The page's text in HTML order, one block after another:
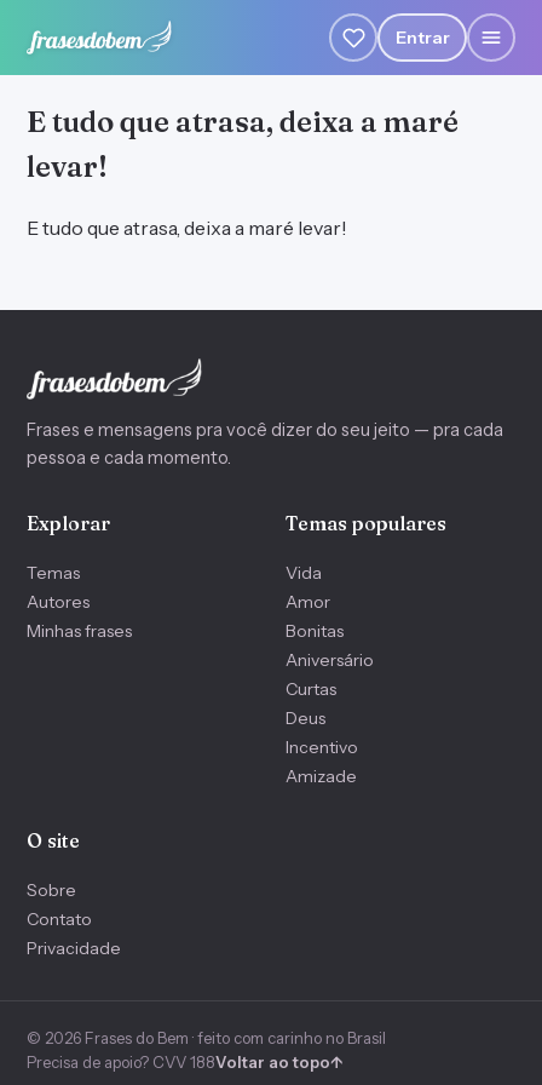
Entrar
E tudo que atrasa, deixa a maré
levar!
E tudo que atrasa, deixa a maré levar!
Frases e mensagens pra você dizer do seu jeito — pra cada
pessoa e cada momento.
Explorar
Temas
Autores
Minhas frases
Temas populares
Vida
Amor
Bonitas
Aniversário
Curtas
Deus
Incentivo
Amizade
O site
Sobre
Contato
Privacidade
© 2026 Frases do Bem · feito com carinho no Brasil
Precisa de apoio? CVV 188Voltar ao topo↑